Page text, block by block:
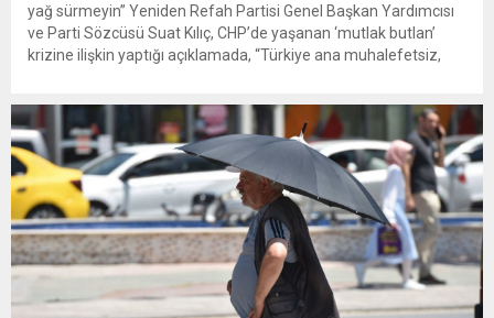
yağ sürmeyin” Yeniden Refah Partisi Genel Başkan Yardımcısı
ve Parti Sözcüsü Suat Kılıç, CHP’de yaşanan ‘mutlak butlan’
krizine ilişkin yaptığı açıklamada, “Türkiye ana muhalefetsiz,
olun. Türkiye’yi...